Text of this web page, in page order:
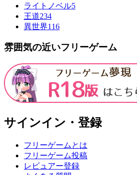
ライトノベル5
王道234
異世界116
雰囲気の近いフリーゲーム
サインイン・登録
フリーゲームとは
フリーゲーム投稿
レビュアー登録